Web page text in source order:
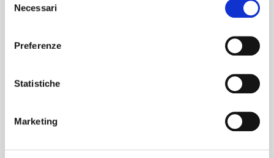
chiaro, semplice e sintetico, vai a vedere la nostra
"Accetto tutti i cookie"se
vuoi dare il tuo consenso, altrimenti spunta le categorie e
"Accetta selezionati"
banner non esprimi alcuna scelta e ti chiederemo di
delNecessari
Preferenze
Statistiche
Marketing
Per partecipare a questa Asta Telematica
depositare il
% della base d'asta a titolo di